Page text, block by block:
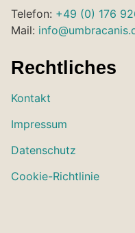
Telefon: +49 (0) 176
Mail:
Rechtliches
Kontakt
Impressum
Datenschutz
Cookie-Richtlinie